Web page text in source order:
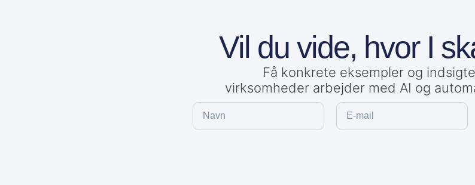
Vil du vide, hvor I
Få konkrete eksempler og
virksomheder arbejder med AI og